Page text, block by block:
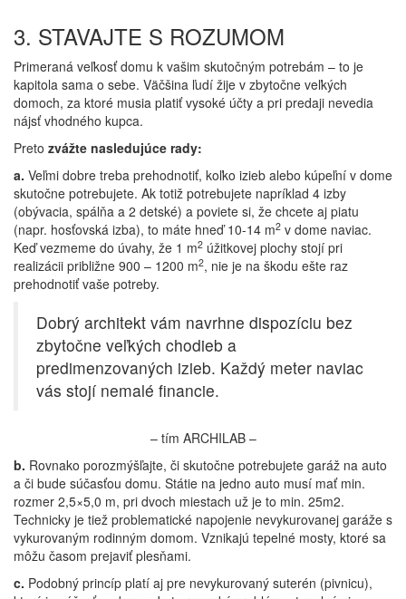
3. STAVAJTE S ROZUMOM
Primeraná veľkosť domu k vašim skutočným potrebám – to je
kapitola sama o sebe. Väčšina ľudí žije v zbytočne veľkých
domoch, za ktoré musia platiť vysoké účty a pri predaji nevedia
nájsť vhodného kupca.
Preto zvážte nasledujúce rady:
a. Veľmi dobre treba prehodnotiť, koľko izieb alebo kúpeľní v dome
skutočne potrebujete. Ak totiž potrebujete napríklad 4 izby
(obývacia, spálňa a 2 detské) a poviete si, že chcete aj piatu
(napr. hosťovská izba), to máte hneď 10-14 m2 v dome naviac.
Keď vezmeme do úvahy, že 1 m2 úžitkovej plochy stojí pri
realizácii približne 900 – 1200 m2, nie je na škodu ešte raz
prehodnotiť vaše potreby.
Dobrý architekt vám navrhne dispozíciu bez
zbytočne veľkých chodieb a
predimenzovaných izieb. Každý meter naviac
vás stojí nemalé financie.
– tím ARCHILAB –
b. Rovnako porozmýšľajte, či skutočne potrebujete garáž na auto
a či bude súčasťou domu. Státie na jedno auto musí mať min.
rozmer 2,5×5,0 m, pri dvoch miestach už je to min. 25m2.
Technicky je tiež problematické napojenie nevykurovanej garáže s
vykurovaným rodinným domom. Vznikajú tepelné mosty, ktoré sa
môžu časom prejaviť plesňami.
c. Podobný princíp platí aj pre nevykurovaný suterén (pivnicu),